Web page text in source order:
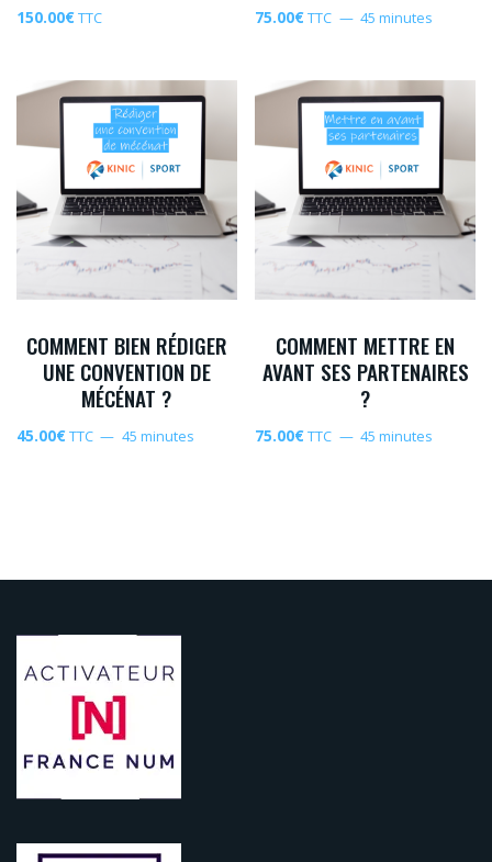
150.00€TTC 75.00€TTC 45 minutes
COMMENT BIEN RÉDIGER
UNE CONVENTION DE
MÉCÉNAT ?
45.00€TTC 45 minutes
COMMENT METTRE EN
AVANT SES PARTENAIRES
?
75.00€TTC 45 minutes